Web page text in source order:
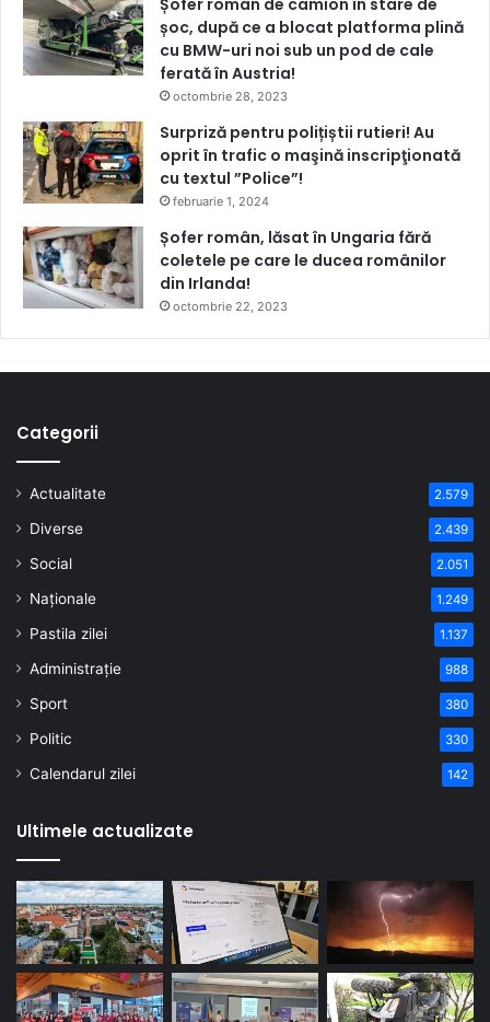
Șofer român de camion în stare de
șoc, după ce a blocat platforma plină
cu BMW-uri noi sub un pod de cale
ferată în Austria!
octombrie 28, 2023
Surpriză pentru polițiștii rutieri! Au
oprit în trafic o maşină inscripţionată
cu textul ”Police”!
februarie 1, 2024
Șofer român, lăsat în Ungaria fără
coletele pe care le ducea românilor
din Irlanda!
octombrie 22, 2023
Categorii
Actualitate 2.579
Diverse 2.439
Social 2.051
Naționale 1.249
Pastila zilei 1.137
Administrație 988
Sport 380
Politic 330
Calendarul zilei 142
Ultimele actualizate